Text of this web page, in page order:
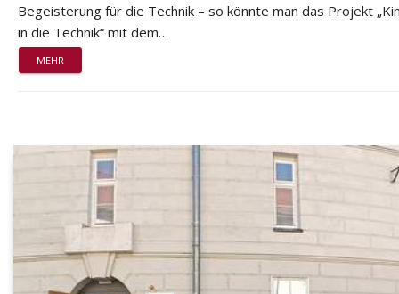
Begeisterung für die Technik – so könnte man das Projekt
in die Technik“ mit dem…
MEHR